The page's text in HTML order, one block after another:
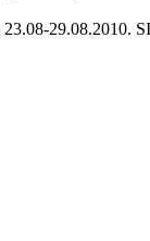
23.08-29.08.2010.